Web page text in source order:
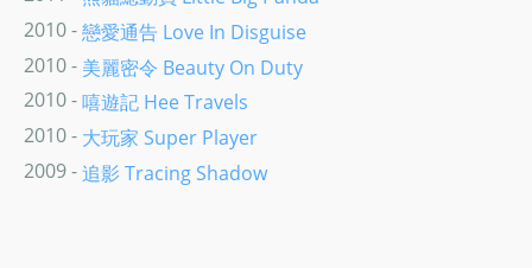
2010 -戀愛通告 Love In Disguise
2010 - 美麗密令 Beauty On Duty
2010 -嘻遊記 Hee Travels
2010 - 大玩家 Super Player
2009 -追影 Tracing Shadow